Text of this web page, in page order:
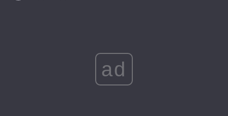
Статті
Думки
ad